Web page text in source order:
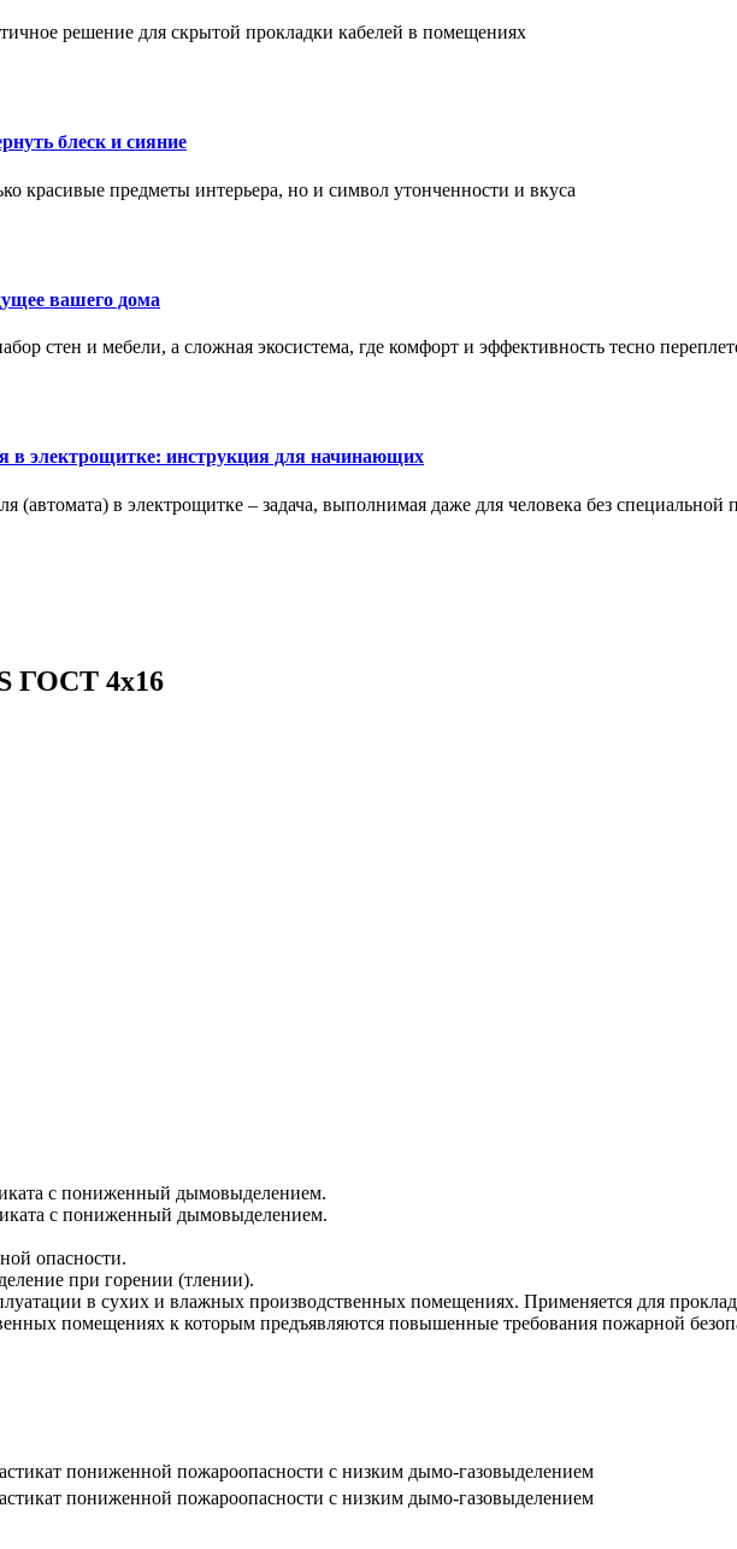
решение для скрытой прокладки кабелей в помещениях
блеск и сияние
красивые предметы интерьера, но и символ утонченности и вкуса
вашего дома
стен и мебели, а сложная экосистема, где комфорт и эффективность тесно
в электрощитке: инструкция для начинающих
(автомата) в электрощитке – задача, выполнимая даже для человека без специальной
ГОСТ 4x16
с пониженный дымовыделением.
с пониженный дымовыделением.
опасности.
при горении (тлении).
в сухих и влажных производственных помещениях. Применяется для
помещениях к которым предъявляются повышенные требования пожарной
пониженной пожароопасности с низким дымо-газовыделением
пониженной пожароопасности с низким дымо-газовыделением